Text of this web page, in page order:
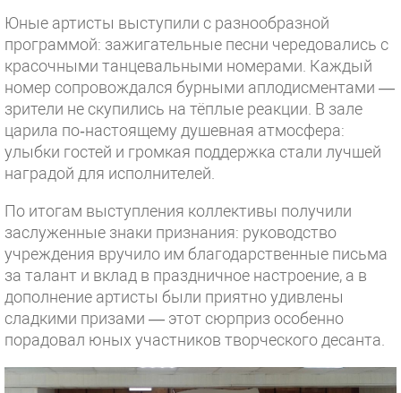
Юные артисты выступили с разнообразной
программой: зажигательные песни чередовались с
красочными танцевальными номерами. Каждый
номер сопровождался бурными аплодисментами —
зрители не скупились на тёплые реакции. В зале
царила по‑настоящему душевная атмосфера:
улыбки гостей и громкая поддержка стали лучшей
наградой для исполнителей.
По итогам выступления коллективы получили
заслуженные знаки признания: руководство
учреждения вручило им благодарственные письма
за талант и вклад в праздничное настроение, а в
дополнение артисты были приятно удивлены
сладкими призами — этот сюрприз особенно
порадовал юных участников творческого десанта.